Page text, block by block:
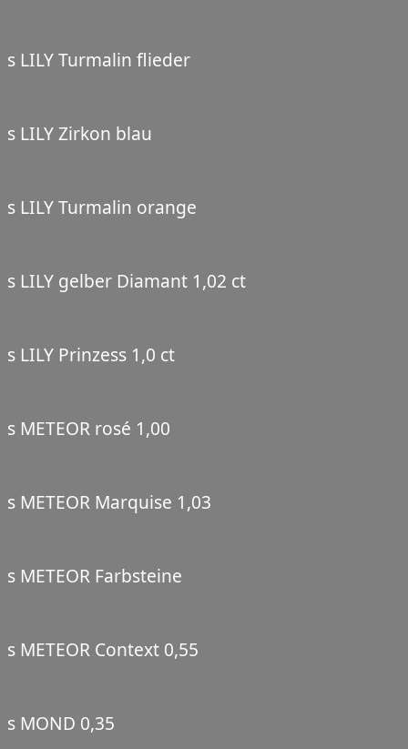
s LILY Turmalin flieder
s LILY Zirkon blau
s LILY Turmalin orange
s LILY gelber Diamant 1,02 ct
s LILY Prinzess 1,0 ct
s METEOR rosé 1,00
s METEOR Marquise 1,03
s METEOR Farbsteine
s METEOR Context 0,55
s MOND 0,35